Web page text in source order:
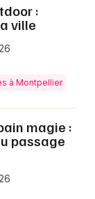
:
ville
à Montpellier
magie :
passage